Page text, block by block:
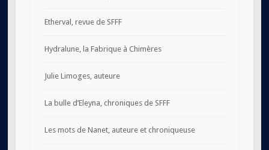
Etherval, revue de SFFF
Hydralune, la Fabrique à Chimères
Julie Limoges, auteure
La bulle d’Eleyna, chroniques de SFFF
Les mots de Nanet, auteure et chroniqueuse